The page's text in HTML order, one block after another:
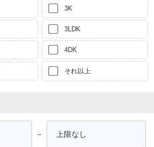
3K
3LDK
4DK
それ以上
～